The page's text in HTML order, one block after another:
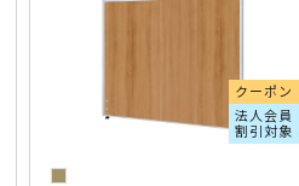
クーポン
法人会員
割引対象